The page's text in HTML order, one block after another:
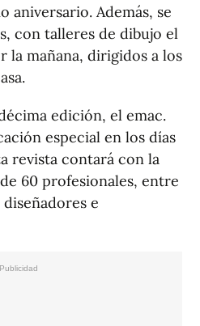
aniversario. Además, se
con talleres de dibujo el
la mañana, dirigidos a los
edición, el emac.
especial en los días
revista contará con la
60 profesionales, entre
e